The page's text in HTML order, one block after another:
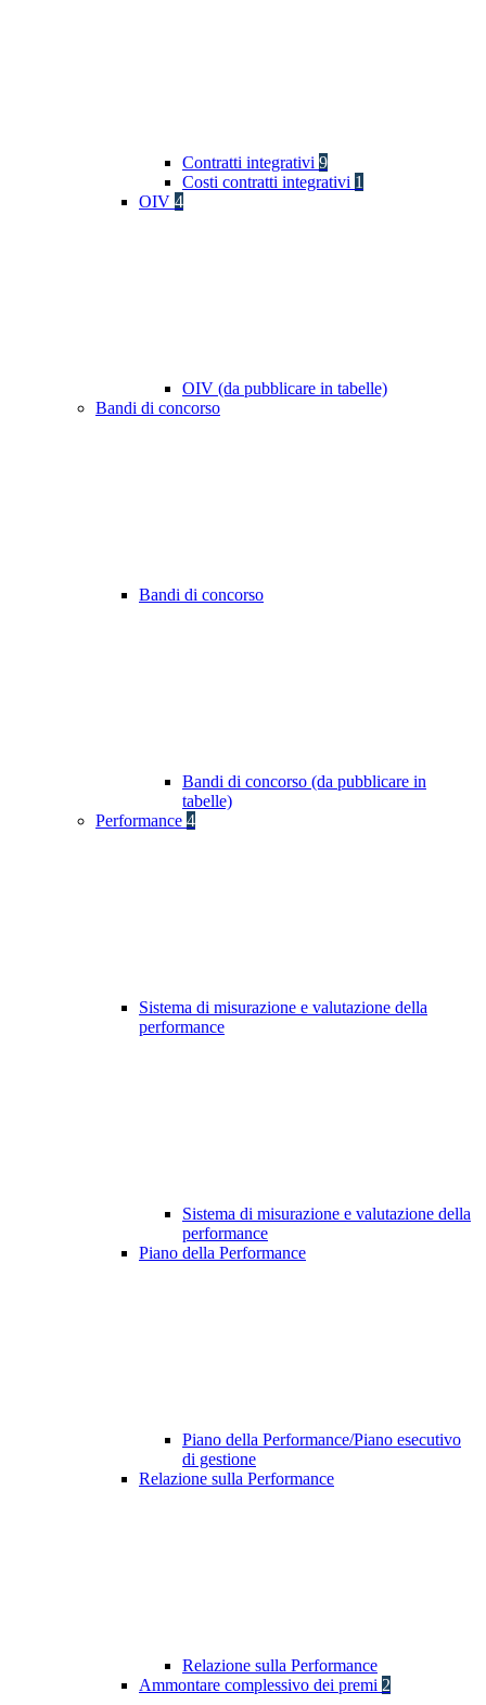
Contratti integrativi 9
Costi contratti integrativi 1
OIV 4
OIV (da pubblicare in tabelle)
Bandi di concorso
Bandi di concorso
Bandi di concorso (da pubblicare in
tabelle)
Performance 4
Sistema di misurazione e valutazione della
performance
Sistema di misurazione e valutazione della
performance
Piano della Performance
Piano della Performance/Piano esecutivo
di gestione
Relazione sulla Performance
Relazione sulla Performance
Ammontare complessivo dei premi 2